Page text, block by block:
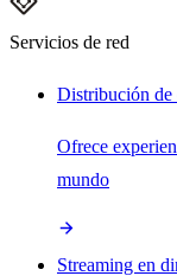
Servicios de red
Distribución
Ofrece
mundo
Streaming en